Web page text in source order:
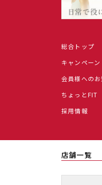
総合トップ
キャンペーン
会員様への
ちょっとFIT
採用情報
店舗一覧